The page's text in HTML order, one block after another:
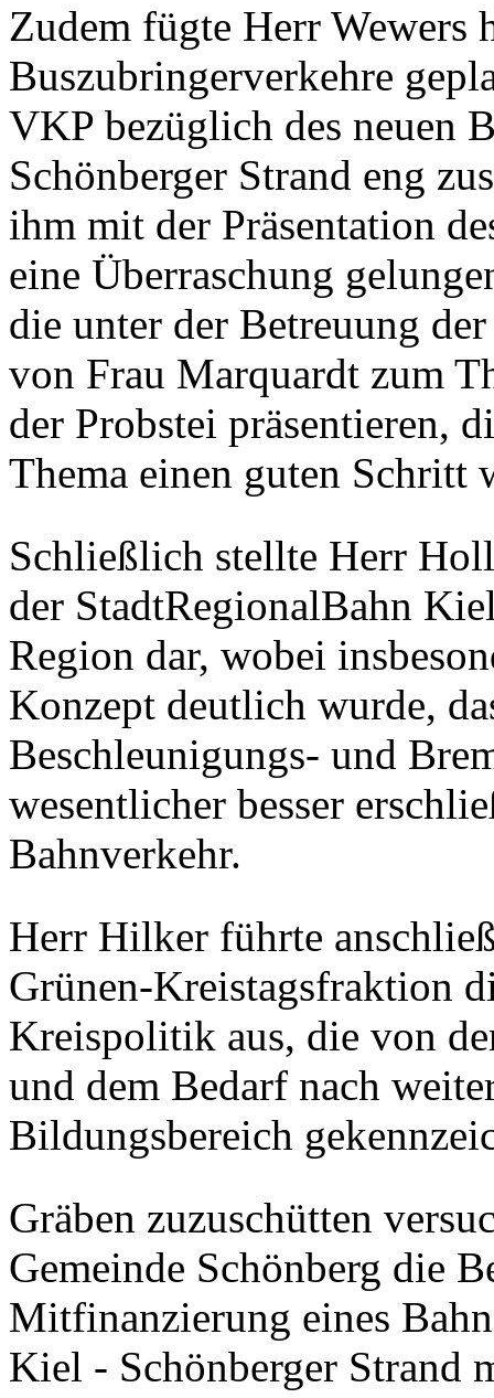
Zudem fügte Herr Wewers
Buszubringerverkehre
VKP bezüglich des neuen
Schönberger Strand eng
ihm mit der Präsentation
eine Überraschung
die unter der Betreuung
von Frau Marquardt zum
der Probstei präsentieren,
Thema einen guten Schritt
Schließlich stellte Herr
der StadtRegionalBahn
Region dar, wobei
Konzept deutlich wurde,
Beschleunigungs- und
wesentlicher besser
Bahnverkehr.
Herr Hilker führte
Grünen-Kreistagsfraktion
Kreispolitik aus, die von
und dem Bedarf nach
Bildungsbereich
Gräben zuzuschütten
Gemeinde Schönberg die
Mitfinanzierung eines
Kiel - Schönberger Strand